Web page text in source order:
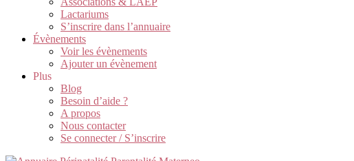
Lactariums
S’inscrire dans l’annuaire
Évènements
Voir les évènements
Ajouter un évènement
Plus
Blog
Besoin d’aide ?
A propos
Nous contacter
Se connecter / S’inscrire